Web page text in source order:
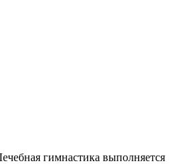
гимнастика выполняется